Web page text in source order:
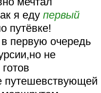
я едупервый
путёвке!
первую очередь
не
путешевствующей